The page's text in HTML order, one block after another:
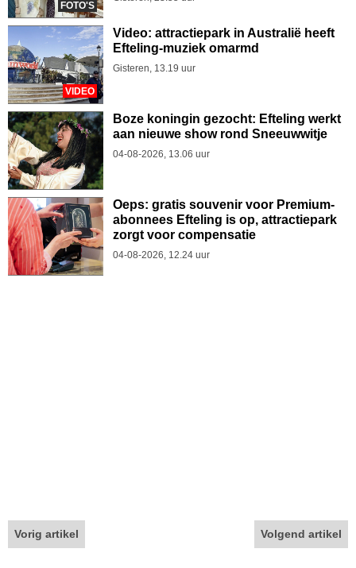
FOTO'S
VIDEO
Video: attractiepark in Australië heeft
Efteling-muziek omarmd
Gisteren, 13.19 uur
Boze koningin gezocht: Efteling werkt
aan nieuwe show rond Sneeuwwitje
04-08-2026, 13.06 uur
Oeps: gratis souvenir voor Premium-
abonnees Efteling is op, attractiepark
zorgt voor compensatie
04-08-2026, 12.24 uur
Vorig artikel Volgend artikel